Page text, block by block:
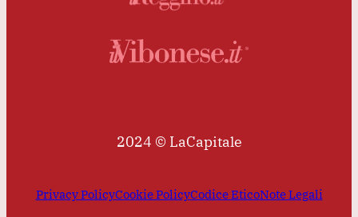
2024 © LaCapitale
Privacy PolicyCookie PolicyCodice EticoNote Legali